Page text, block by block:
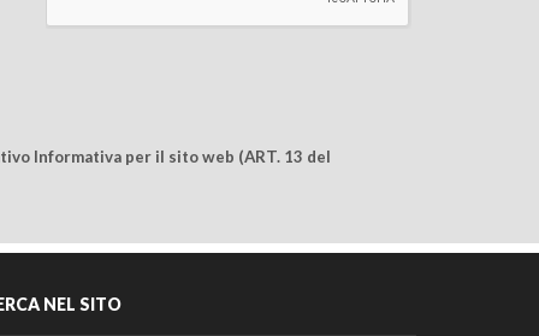
Informativa per il sito web (ART. 13 del
NEL SITO